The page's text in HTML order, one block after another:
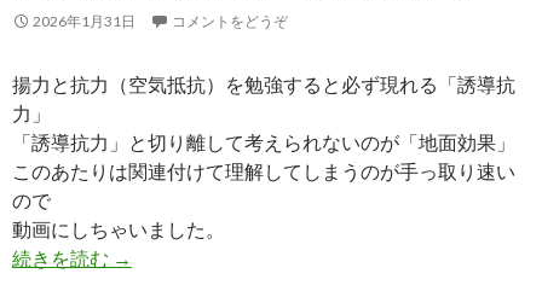
2026年1月31日 コメントをどうぞ
揚力と抗力（空気抵抗）を勉強すると必ず現れる「誘導抗
力」
「誘導抗力」と切り離して考えられないのが「地面効果」
このあたりは関連付けて理解してしまうのが手っ取り速い
ので
動画にしちゃいました。
続きを読む 3分間で空力のお勉強【翼端渦と誘導抗力、地面
→